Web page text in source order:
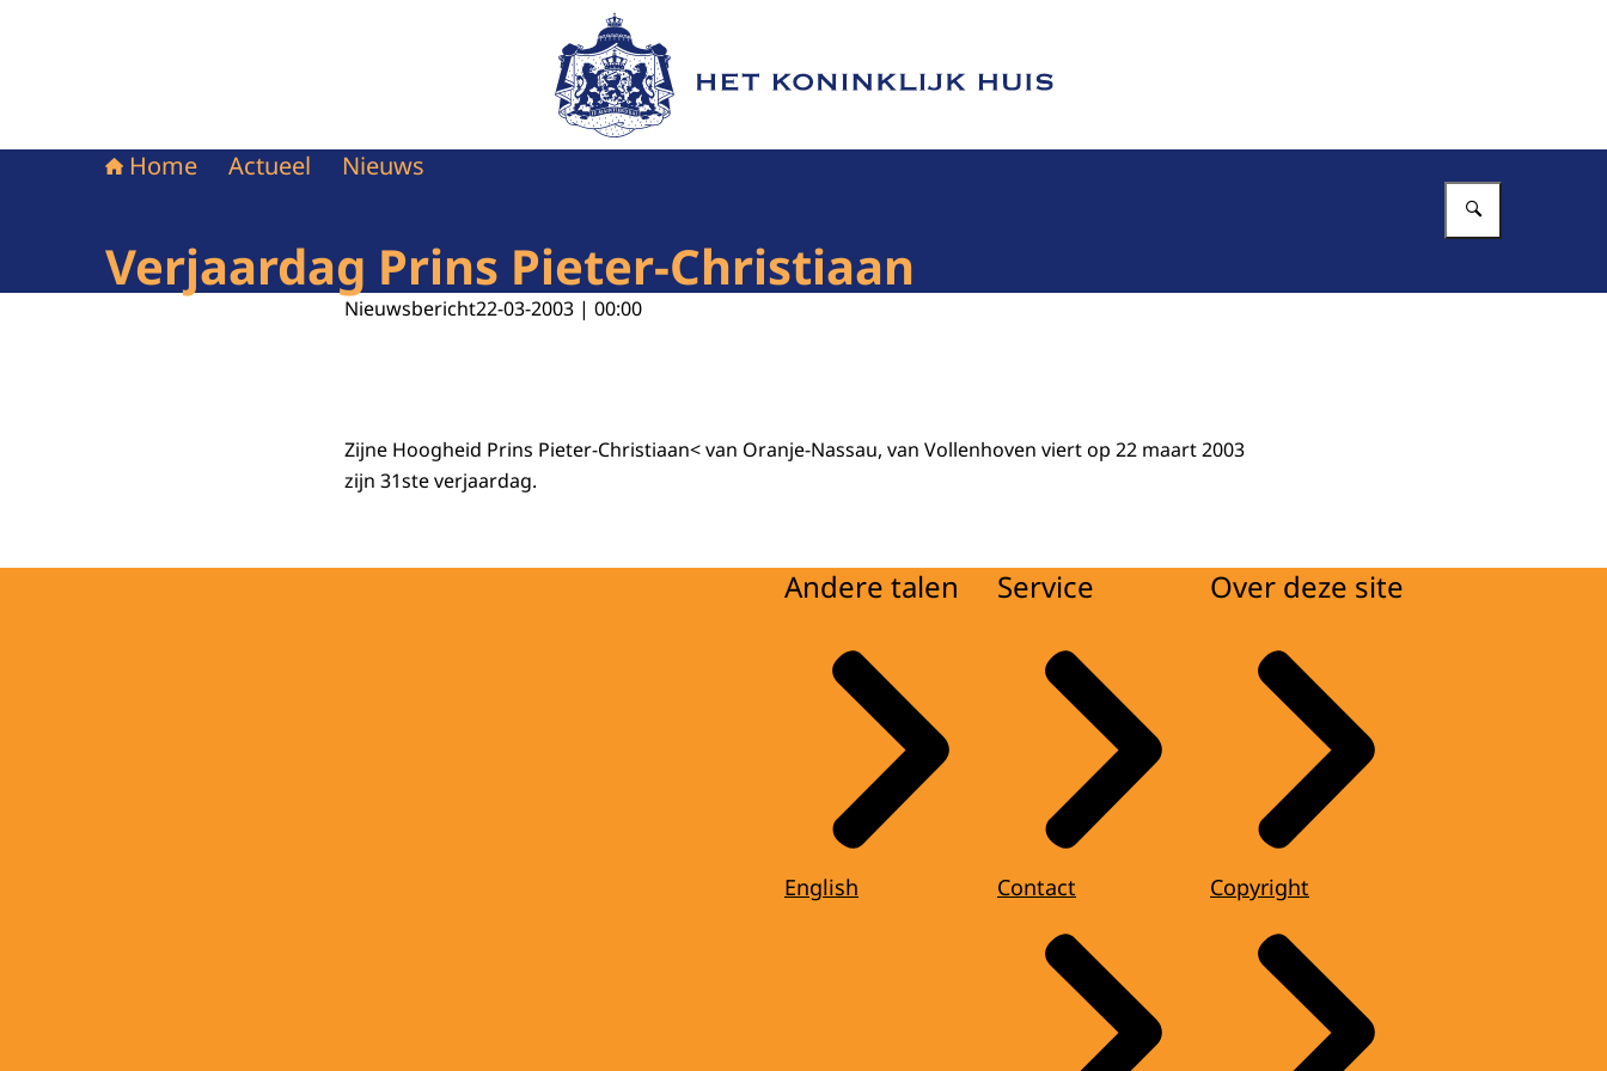
Naar de homepage van Het Koninklijk Huis
Home Actueel Nieuws
Verjaardag Prins Pieter-Christiaan
Nieuwsbericht22-03-2003 | 00:00
Zijne Hoogheid Prins Pieter-Christiaan< van Oranje-Nassau, van Vollenhoven viert op 22 maart 2003
zijn 31ste verjaardag.
Andere talen
English
Service
Contact
Over deze site
Copyright